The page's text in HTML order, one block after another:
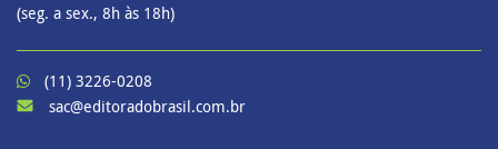
(seg. a sex., 8h às 18h)
(11) 3226-0208
sac@editoradobrasil.com.br